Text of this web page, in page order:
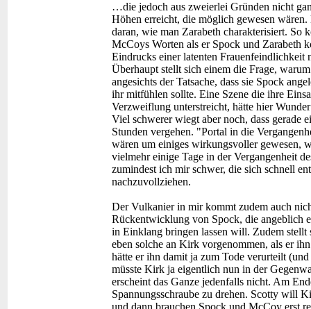
…die jedoch aus zweierlei Gründen nicht
Höhen erreicht, die möglich gewesen wären.
daran, wie man Zarabeth charakterisiert. So
McCoys Worten als er Spock und Zarabeth
Eindrucks einer latenten Frauenfeindlichkeit
Überhaupt stellt sich einem die Frage,
angesichts der Tatsache, dass sie Spock
ihr mitfühlen sollte. Eine Szene die ihre
Verzweiflung unterstreicht, hätte hier
Viel schwerer wiegt aber noch, dass gerade
Stunden vergehen. "Portal in die
wären um einiges wirkungsvoller gewesen,
vielmehr einige Tage in der Vergangenheit
zumindest ich mir schwer, die sich schnell
nachzuvollziehen.
Der Vulkanier in mir kommt zudem auch
Rückentwicklung von Spock, die angeblich
in Einklang bringen lassen will. Zudem
eben solche an Kirk vorgenommen, als er
hätte er ihn damit ja zum Tode verurteilt
müsste Kirk ja eigentlich nun in der
erscheint das Ganze jedenfalls nicht. Am
Spannungsschraube zu drehen. Scotty will
und dann brauchen Spock und McCoy erst